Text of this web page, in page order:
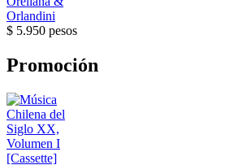
Orlandini
$ 5.950 pesos
Promoción